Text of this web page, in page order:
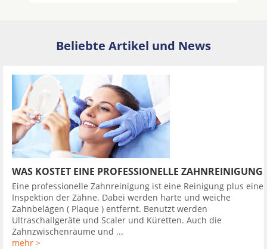
Beliebte Artikel und News
WAS KOSTET EINE PROFESSIONELLE ZAHNREINIGUNG
Eine professionelle Zahnreinigung ist eine Reinigung plus eine
Inspektion der Zähne. Dabei werden harte und weiche
Zahnbelägen ( Plaque ) entfernt. Benutzt werden
Ultraschallgeräte und Scaler und Küretten. Auch die
Zahnzwischenräume und ...
mehr >